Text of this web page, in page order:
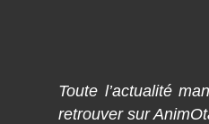
Toute l’actualité
retrouver sur